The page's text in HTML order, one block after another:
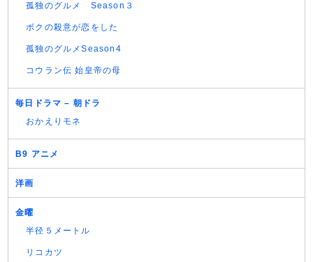
孤独のグルメ Season３
ボクの殺意が恋をした
孤独のグルメSeason4
コウラン伝 始皇帝の母
毎日ドラマ – 朝ドラ
おかえりモネ
B9 アニメ
洋画
金曜
半径５メートル
リコカツ